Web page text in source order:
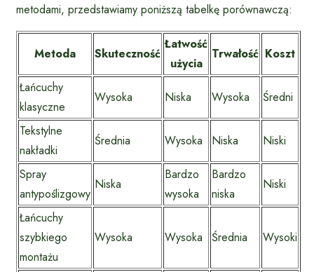
metodami, przedstawiamy poniższą tabelkę porównawczą:
Metoda Skuteczność
Łatwość
użycia
Trwałość Koszt
Łańcuchy
klasyczne
Wysoka Niska Wysoka Średni
Tekstylne
nakładki
Średnia Wysoka Niska Niski
Spray
antypoślizgowy
Niska
Bardzo
wysoka
Bardzo
niska
Niski
Łańcuchy
szybkiego
montażu
Wysoka Wysoka Średnia Wysoki